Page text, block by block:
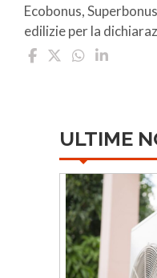
Ecobonus,
edilizie per la
ULTIME